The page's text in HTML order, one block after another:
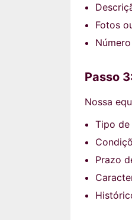
Fotos
Passo
Nossa
Tipo
Prazo